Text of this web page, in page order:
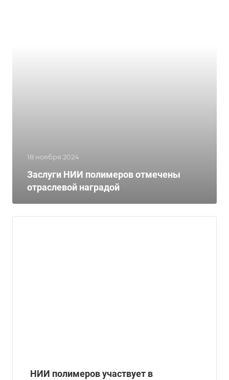
18 ноября 2024
Заслуги НИИ полимеров отмечены
отраслевой наградой
НИИ полимеров участвует в